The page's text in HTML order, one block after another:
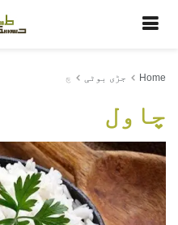
Home جڑی بوٹی چ
چاول